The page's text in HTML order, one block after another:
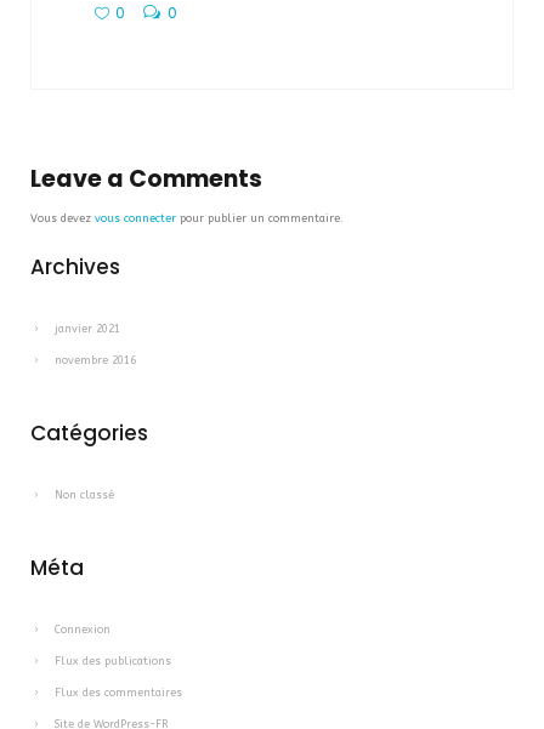
0 0
Leave a Comments
Vous devez vous connecter pour publier un commentaire.
Archives
janvier 2021
novembre 2016
Catégories
Non classé
Méta
Connexion
Flux des publications
Flux des commentaires
Site de WordPress-FR